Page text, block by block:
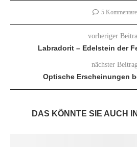
5 Kommentare
vorheriger
Labradorit – Edelstein der
nächster Beitrag
Optische Erscheinungen
DAS KÖNNTE SIE AUCH